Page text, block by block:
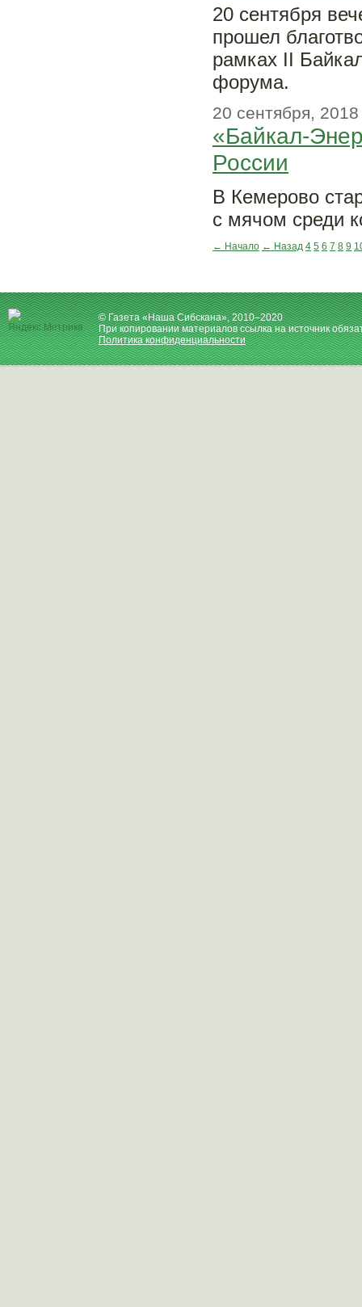
20 сентября
прошел
рамках II
форума.
20 сентября, 2018
«Байкал-
России
В Кемерово
с мячом среди
← Начало ← Назад 4 5 6 7 8 9
© Газета «Наша Сибскана», 2010–2020
При копировании материалов ссылка на источник
Политика конфиденциальности